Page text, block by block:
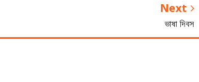
Next
ভাষা দিবস